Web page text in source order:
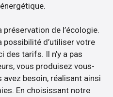
de l’écologie.
possibilité d’utiliser votre
des tarifs. Il n’y a pas
vous produisez vous-
avez besoin, réalisant ainsi
En choisissant notre